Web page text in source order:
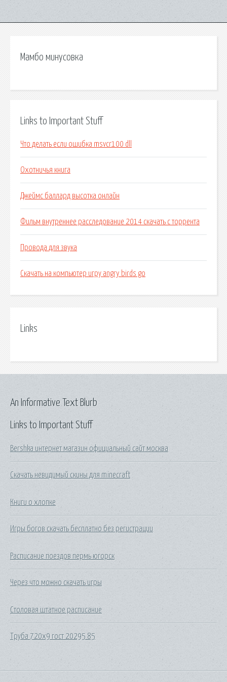
Мамбо минусовка
Links to Important Stuff
Что делать если ошибка msvcr100 dll
Охотничья книга
Джеймс баллард высотка онлайн
Фильм внутреннее расследование 2014 скачать с торрента
Провода для звука
Скачать на компьютер игру angry birds go
Links
Links to Important Stuff
Bershka интернет магазин официальный сайт москва
Скачать невидимый скины для minecraft
Книги о хлопке
Игры богов скачать бесплатно без регистрации
Расписание поездов пермь югорск
Через что можно скачать игры
Столовая штатное расписание
Труба 720х9 гост 20295 85
An Informative Text Blurb